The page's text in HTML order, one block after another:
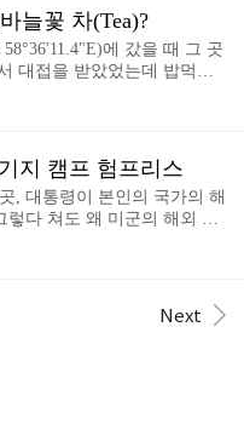
고 하는 등등..그런데 수 년
업을 하다가 지나치게 되었
가 났다고 한다. 난동을 피
고 다른 업체 무리중에 새끼
엄마코끼리를 기억도 못하
늘꽃 차(Tea)?
에 갔을 때 그 곳
대접을 받았었는데 밥먹고
처럼 마시거나 했었다. 한 아
다. 러시아 전역에서 즐기는
반차이는 외지에서 비싼 값
서 한 어머니에게 만들어 놓
고해서 사왔었다. 이렇게 생
데 사용을 하지는 않았다.
지 캠프 험프리스
, 대통령이 본인의 국가의 해
렇다 쳐도 왜 미군의 해외 기
국에 있는지....패전국가로
치면서 확장이된 기지... 어
위분담금 떠들고...암튼 구
Next